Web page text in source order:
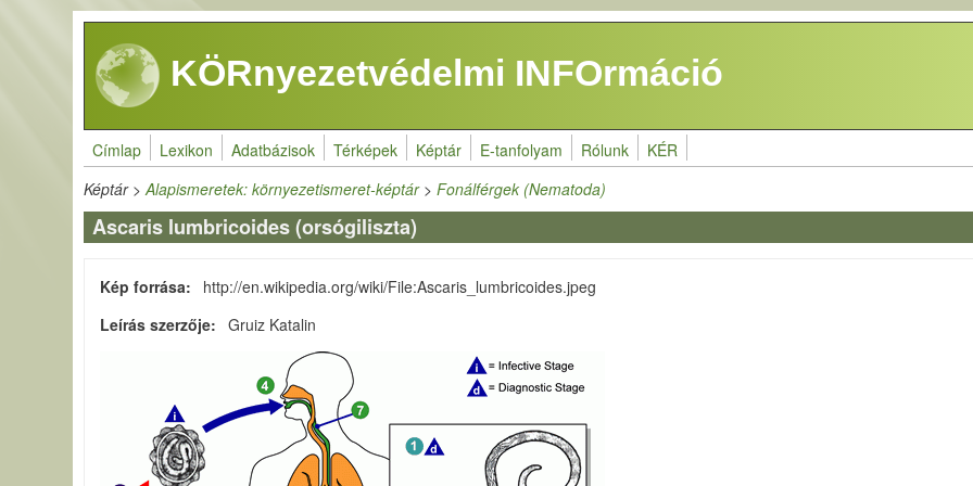
Ugrás a tartalomra
KÖRnyezetvédelmi INFOrmáció
Címlap Lexikon Adatbázisok Térképek Képtár E-tanfolyam Rólunk KÉR
Képtár>Alapismeretek: környezetismeret-képtár>Fonálférgek (Nematoda)
Ascaris lumbricoides (orsógiliszta)
Kép forrása
http://en.wikipedia.org/wiki/File:Ascaris_lumbricoides.jpeg
Leírás szerzője
Gruiz Katalin